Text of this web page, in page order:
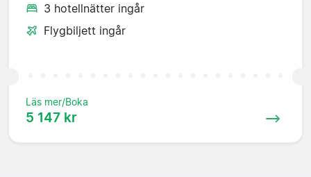
3 hotellnätter ingår
Flygbiljett ingår
Läs mer/Boka
5 147 kr